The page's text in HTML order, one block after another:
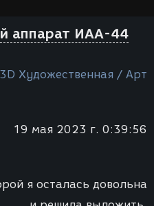
аппарат ИАА-44
3D Художественная / Арт
19 мая 2023 г. 0:39:56
я осталась довольна